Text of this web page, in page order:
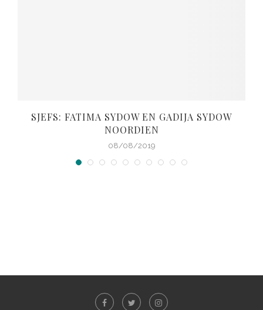
SJEFS: FATIMA SYDOW EN GADIJA SYDOW
NOORDIEN
08/08/2019